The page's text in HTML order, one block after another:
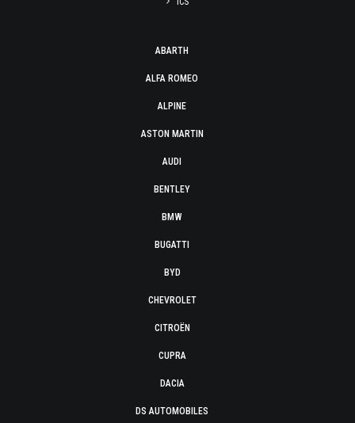
ABARTH
ALFA ROMEO
ALPINE
ASTON MARTIN
AUDI
BENTLEY
BMW
BUGATTI
BYD
CHEVROLET
CITROËN
CUPRA
DACIA
DS AUTOMOBILES